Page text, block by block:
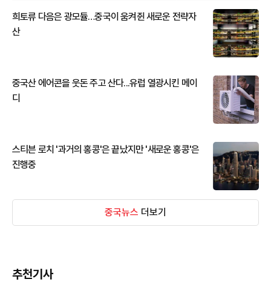
희토류 다음은 광모듈…중국이 움켜쥔 새로운 전략자
산
중국산 에어콘을 웃돈 주고 산다...유럽 열광시킨 메이
디
스티븐 로치 '과거의 홍콩'은 끝났지만 '새로운 홍콩'은
진행중
중국뉴스 더보기
추천기사